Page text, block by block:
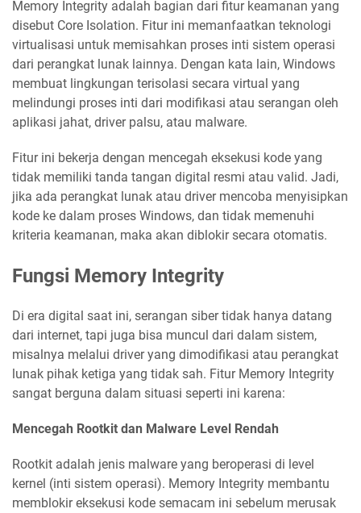
Memory Integrity adalah bagian dari fitur keamanan yang
disebut Core Isolation. Fitur ini memanfaatkan teknologi
virtualisasi untuk memisahkan proses inti sistem operasi
dari perangkat lunak lainnya. Dengan kata lain, Windows
membuat lingkungan terisolasi secara virtual yang
melindungi proses inti dari modifikasi atau serangan oleh
aplikasi jahat, driver palsu, atau malware.
Fitur ini bekerja dengan mencegah eksekusi kode yang
tidak memiliki tanda tangan digital resmi atau valid. Jadi,
jika ada perangkat lunak atau driver mencoba menyisipkan
kode ke dalam proses Windows, dan tidak memenuhi
kriteria keamanan, maka akan diblokir secara otomatis.
Fungsi Memory Integrity
Di era digital saat ini, serangan siber tidak hanya datang
dari internet, tapi juga bisa muncul dari dalam sistem,
misalnya melalui driver yang dimodifikasi atau perangkat
lunak pihak ketiga yang tidak sah. Fitur Memory Integrity
sangat berguna dalam situasi seperti ini karena:
Mencegah Rootkit dan Malware Level Rendah
Rootkit adalah jenis malware yang beroperasi di level
kernel (inti sistem operasi). Memory Integrity membantu
memblokir eksekusi kode semacam ini sebelum merusak